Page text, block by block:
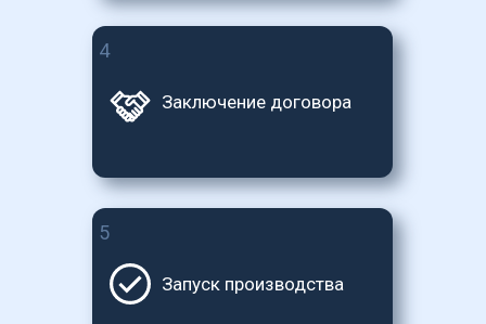
5
4
Заключение договора
Запуск производства